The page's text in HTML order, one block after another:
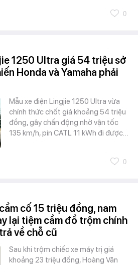
0
1250 Ultra giá 54 triệu sở
Honda và Yamaha phải
Mẫu xe điện Lingjie 1250 Ultra vừa
chính thức chốt giá khoảng 54 triệu
đồng, gây chấn động nhờ vận tốc
135 km/h, pin CATL 11 kWh đi được…
0
cố 15 triệu đồng, nam
lại tiệm cầm đồ trộm chính
về chỗ cũ
Sau khi trộm chiếc xe máy trị giá
khoảng 23 triệu đồng, Hoàng Văn